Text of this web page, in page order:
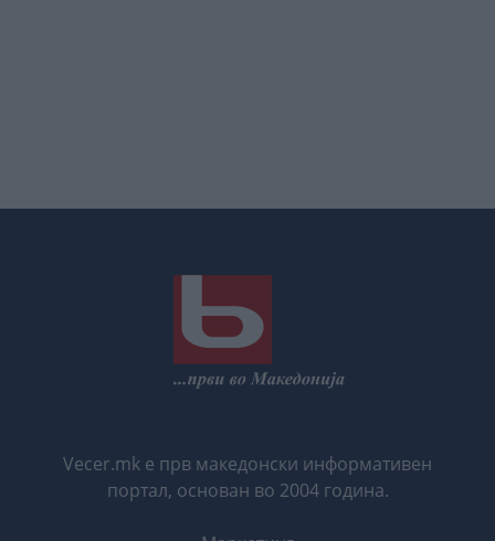
Vecer.mk е прв македонски информативен
портал, основан во 2004 година.